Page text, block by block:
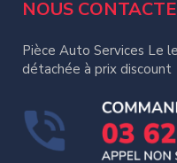
NOUS
Pièce Auto Services Le
détachée à prix discount